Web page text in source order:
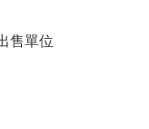
售單位